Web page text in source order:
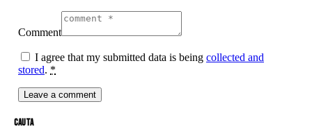
Comment
I agree that my submitted data is being collected and
stored. *
cauta